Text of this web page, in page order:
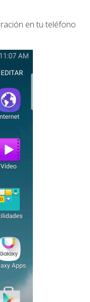
en tu teléfono